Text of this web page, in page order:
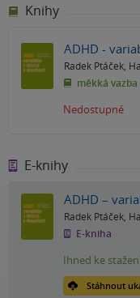
Knihy
ADHD -
Radek Ptáček
měkká vazba
Nedostupné
E-knihy
ADHD –
Radek Ptáček
E-kniha
Stáhnout
Ihned ke